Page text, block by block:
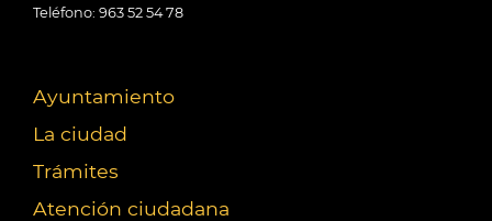
Teléfono: 963 52 54 78
Ayuntamiento
La ciudad
Trámites
Atención ciudadana